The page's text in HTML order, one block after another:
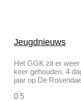
Jeugdnieuws
Het GGK zit er
keer gehouden. 4
jaar op De